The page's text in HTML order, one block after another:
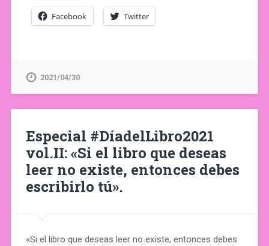
Facebook Twitter
2021/04/30
Especial #DíadelLibro2021
vol.II: «Si el libro que deseas
leer no existe, entonces debes
escribirlo tú».
«Si el libro que deseas leer no existe, entonces debes